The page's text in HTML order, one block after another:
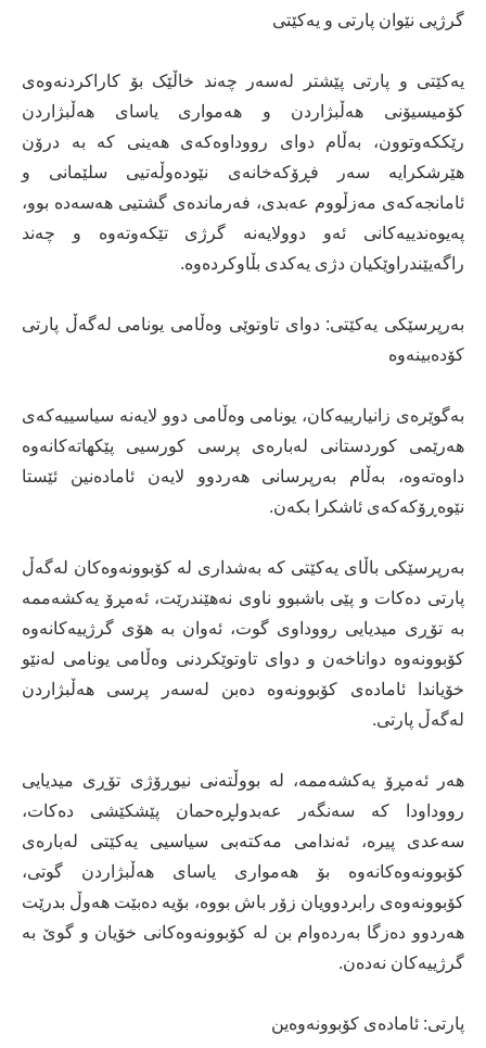
گرژیی نێوان پارتی و یەکێتی
یەکێتی و پارتی پێشتر لەسەر چەند خاڵێک بۆ کاراکردنەوەی
کۆمیسیۆنی هەڵبژاردن و هەمواری یاسای هەڵبژاردن
رێککەوتوون، بەڵام دوای رووداوەکەی هەینی کە بە درۆن
هێرشکرایە سەر فڕۆکەخانەی نێودەوڵەتیی سلێمانی و
ئامانجەکەی مەزڵووم عەبدی، فەرماندەی گشتیی هەسەدە بوو،
پەیوەندییەکانی ئەو دوولایەنە گرژی تێکەوتەوە و چەند
راگەیێندراوێکیان دژی یەکدی بڵاوکردەوە.
بەرپرسێکی یەکێتی: دوای تاوتوێی وەڵامی یونامی لەگەڵ پارتی
کۆدەبینەوە
بەگوێرەی زانیارییەکان، یونامی وەڵامی دوو لایەنە سیاسییەکەی
هەرێمی کوردستانی لەبارەی پرسی کورسیی پێکهاتەکانەوە
داوەتەوە، بەڵام بەرپرسانی هەردوو لایەن ئامادەنین ئێستا
نێوەڕۆکەکەی ئاشکرا بکەن.
بەرپرسێکی باڵای یەکێتی کە بەشداری لە کۆبوونەوەکان لەگەڵ
پارتی دەکات و پێی باشبوو ناوی نەهێندرێت، ئەمڕۆ یەکشەممە
بە تۆڕی میدیایی رووداوی گوت، ئەوان بە هۆی گرژییەکانەوە
کۆبوونەوە دواناخەن و دوای تاوتوێکردنی وەڵامی یونامی لەنێو
خۆیاندا ئامادەی کۆبوونەوە دەبن لەسەر پرسی هەڵبژاردن
لەگەڵ پارتی.
هەر ئەمڕۆ یەکشەممە، لە بووڵتەنی نیوڕۆژی تۆڕی میدیایی
رووداودا کە سەنگەر عەبدولڕەحمان پێشکێشی دەکات،
سەعدی پیرە، ئەندامی مەکتەبی سیاسیی یەکێتی لەبارەی
کۆبوونەوەکانەوە بۆ هەمواری یاسای هەڵبژاردن گوتی،
کۆبوونەوەی رابردوویان زۆر باش بووە، بۆیە دەبێت هەوڵ بدرێت
هەردوو دەزگا بەردەوام بن لە کۆبوونەوەکانی خۆیان و گوێ بە
گرژییەکان نەدەن.
پارتی: ئامادەی کۆبوونەوەین